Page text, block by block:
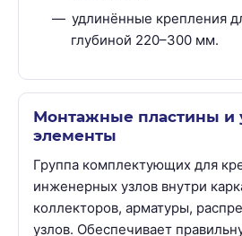
удлинённые крепления
глубиной 220–300 мм.
Монтажные пластины и
элементы
Группа комплектующих для
инженерных узлов внутри
коллекторов, арматуры,
узлов. Обеспечивает